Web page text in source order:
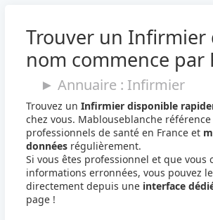
Trouver un Infirmier
nom commence par
► Annuaire : Infirmier
Trouvez unInfirmier disponible
chez vous. Mablouseblanche
professionnels de santé en France et
données régulièrement.
Si vous êtes professionnel et que vous
informations erronnées, vous pouvez
directement depuis une interface
page !